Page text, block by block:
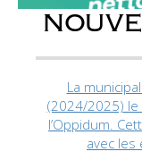
La
(2024/2025) le
l’Oppidum.
avec